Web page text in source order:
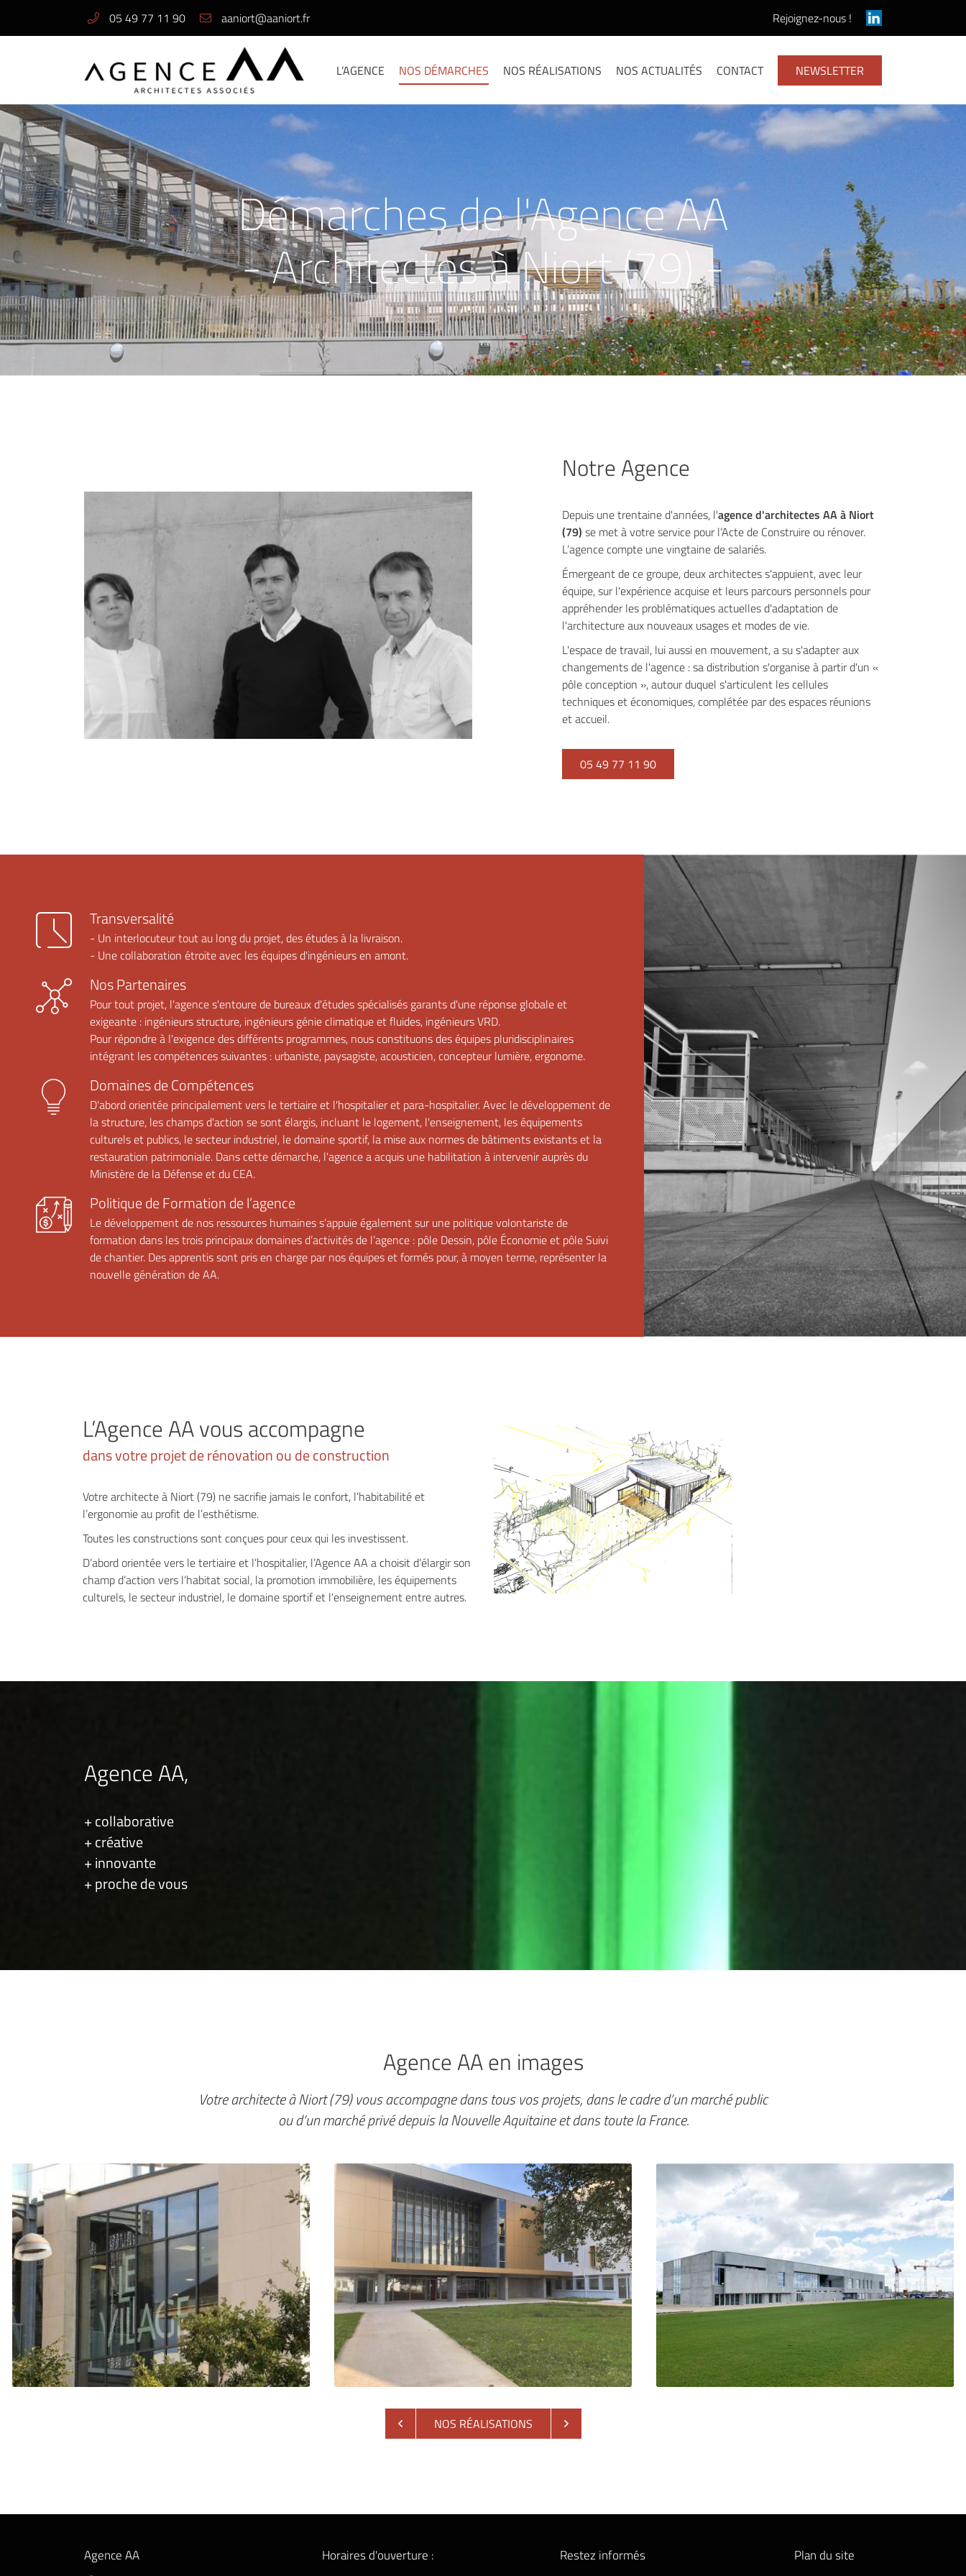
05 49 77 11 90 Rejoignez-nous !
L’AGENCE NOS DÉMARCHES NOS RÉALISATIONS NOS ACTUALITÉS CONTACT NEWSLETTER
69 rue des Marais
05 49 77 11 90
 Adresse email de réception
En cochant cette case, vous consentez à recevoir nos propositions commerciales à l'adresse
email indiqué ci-dessus. Vous pouvez vous désinscrire à tout moment en utilisant le formulaire
de désinscription.
INSCRIPTION
Démarches de l'Agence AA
- Architectes à Niort (79) -
Notre Agence
Depuis une trentaine d'années, l'agence d'architectes AA à Niort
(79) se met à votre service pour l’Acte de Construire ou rénover.
L’agence compte une vingtaine de salariés.
Émergeant de ce groupe, deux architectes s'appuient, avec leur
équipe, sur l'expérience acquise et leurs parcours personnels pour
appréhender les problématiques actuelles d'adaptation de
l'architecture aux nouveaux usages et modes de vie.
L'espace de travail, lui aussi en mouvement, a su s'adapter aux
changements de l'agence : sa distribution s'organise à partir d'un «
pôle conception », autour duquel s'articulent les cellules
techniques et économiques, complétée par des espaces réunions
et accueil.
05 49 77 11 90
Transversalité
- Un interlocuteur tout au long du projet, des études à la livraison.
- Une collaboration étroite avec les équipes d'ingénieurs en amont.
Nos Partenaires
Pour tout projet, l'agence s'entoure de bureaux d'études spécialisés garants d'une réponse globale et
exigeante : ingénieurs structure, ingénieurs génie climatique et fluides, ingénieurs VRD.
Pour répondre à l'exigence des différents programmes, nous constituons des équipes pluridisciplinaires
intégrant les compétences suivantes : urbaniste, paysagiste, acousticien, concepteur lumière, ergonome.
Domaines de Compétences
D'abord orientée principalement vers le tertiaire et l'hospitalier et para-hospitalier. Avec le développement de
la structure, les champs d'action se sont élargis, incluant le logement, l'enseignement, les équipements
culturels et publics, le secteur industriel, le domaine sportif, la mise aux normes de bâtiments existants et la
restauration patrimoniale. Dans cette démarche, l'agence a acquis une habilitation à intervenir auprès du
Ministère de la Défense et du CEA.
Politique de Formation de l’agence
Le développement de nos ressources humaines s’appuie également sur une politique volontariste de
formation dans les trois principaux domaines d’activités de l’agence : pôle Dessin, pôle Économie et pôle Suivi
de chantier. Des apprentis sont pris en charge par nos équipes et formés pour, à moyen terme, représenter la
nouvelle génération de AA.
L’Agence AA vous accompagne
dans votre projet de rénovation ou de construction
Votre architecte à Niort (79) ne sacrifie jamais le confort, l’habitabilité et
l’ergonomie au profit de l’esthétisme.
Toutes les constructions sont conçues pour ceux qui les investissent.
D’abord orientée vers le tertiaire et l’hospitalier, l’Agence AA a choisit d’élargir son
champ d’action vers l’habitat social, la promotion immobilière, les équipements
culturels, le secteur industriel, le domaine sportif et l'enseignement entre autres.
Agence AA,
+ collaborative
+ créative
+ innovante
+ proche de vous
Agence AA en images
Votre architecte à Niort (79) vous accompagne dans tous vos projets, dans le cadre d’un marché public
ou d’un marché privé depuis la Nouvelle Aquitaine et dans toute la France.
Agrandir la photo Agrandir la photo Agrandir la photo
NOS RÉALISATIONS
Agence AA Horaires d'ouverture : Restez informés Plan du site